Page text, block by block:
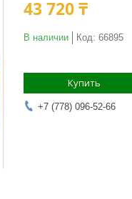
43 720 ₸
В наличии Код: 66895
Купить
+7 (778) 096-52-66